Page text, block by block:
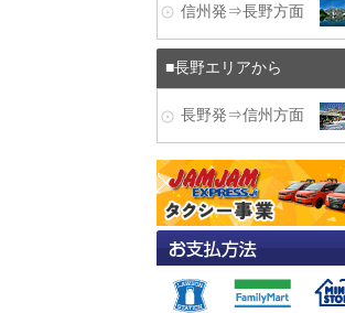
信州発⇒長野方面
長野エリアから
長野発⇒信州方面